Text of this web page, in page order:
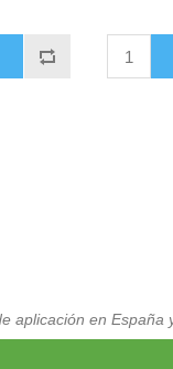
aplicación en